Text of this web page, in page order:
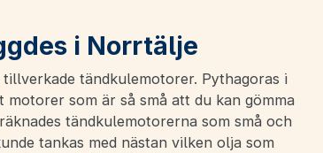
i Norrtälje
tändkulemotorer. Pythagoras i
som är så små att du kan gömma
tändkulemotorerna som små och
tankas med nästan vilken olja som